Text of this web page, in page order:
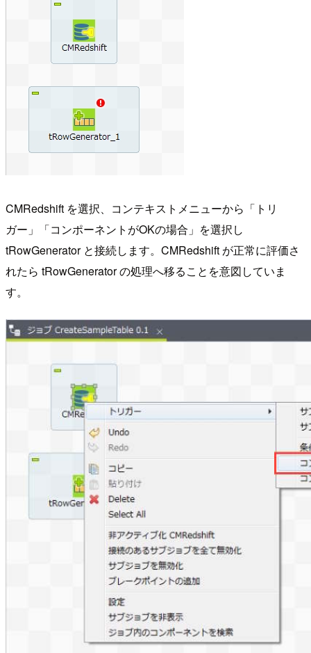
CMRedshift を選択、コンテキストメニューから「トリ
ガー」「コンポーネントがOKの場合」を選択し
tRowGenerator と接続します。CMRedshift が正常に評価さ
れたら tRowGenerator の処理へ移ることを意図していま
す。